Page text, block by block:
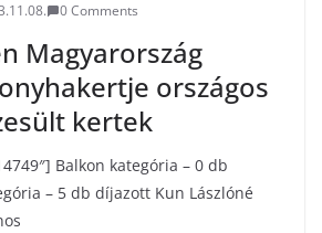
0 Comments
Magyarország
országos
kertek
Balkon kategória – 0 db
– 5 db díjazott Kun Lászlóné